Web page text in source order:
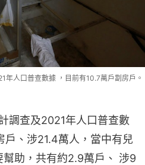
人口普查數據 ，目前有10.7萬戶劏房戶。
調查及2021年人口普查數
戶、涉21.4萬人，當中有兒
助，共有約2.9萬戶、 涉9